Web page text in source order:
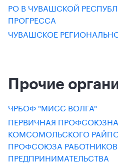
РО В ЧУВАШСКОЙ
ПРОГРЕССА
ЧУВАШСКОЕ
Прочие
ЧРБОФ "МИСС ВОЛГА"
ПЕРВИЧНАЯ
КОМСОМОЛЬСКОГО
ПРОФСОЮЗА
ПРЕДПРИНИМАТЕЛЬСТВА